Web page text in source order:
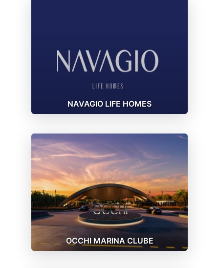
NAVAGIO LIFE HOMES
OCCHI MARINA CLUBE